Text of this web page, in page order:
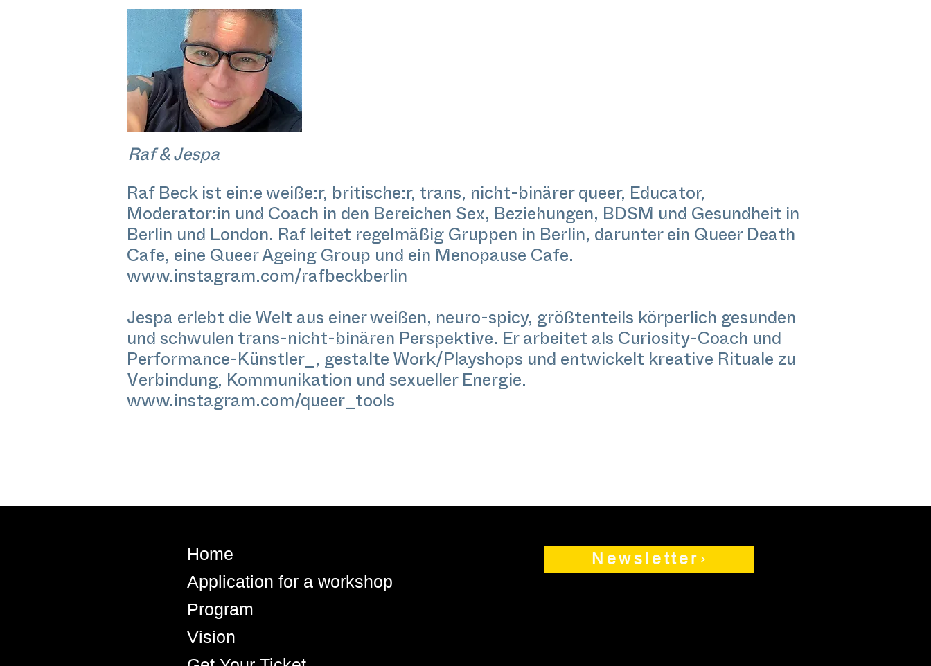
Raf & Jespa
Raf Beck ist ein:e weiße:r, britische:r, trans, nicht-binärer queer, Educator,
Moderator:in und Coach in den Bereichen Sex, Beziehungen, BDSM und Gesundheit in
Berlin und London. Raf leitet regelmäßig Gruppen in Berlin, darunter ein Queer Death
Cafe, eine Queer Ageing Group und ein Menopause Cafe.
www.instagram.com/rafbeckberlin
Jespa erlebt die Welt aus einer weißen, neuro-spicy, größtenteils körperlich gesunden
und schwulen trans-nicht-binären Perspektive. Er arbeitet als Curiosity-Coach und
Performance-Künstler_, gestalte Work/Playshops und entwickelt kreative Rituale zu
Verbindung, Kommunikation und sexueller Energie.
www.instagram.com/queer_tools
Home
Application for a workshop
Program
Vision
Newsletter